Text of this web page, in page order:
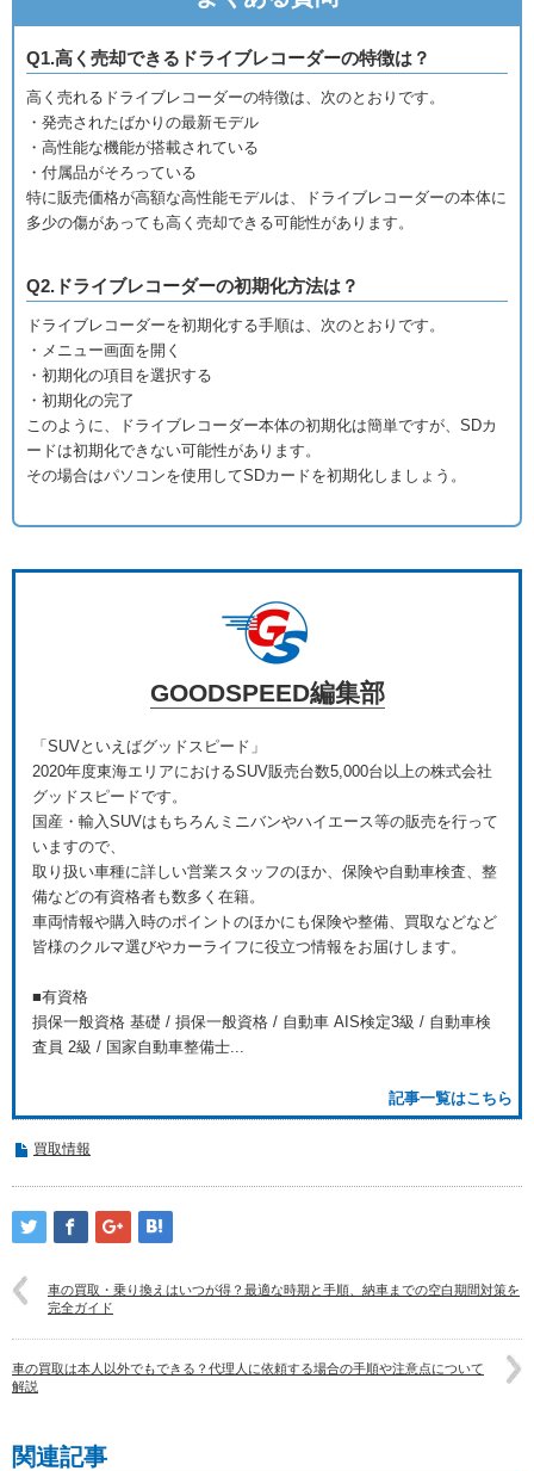
Q1.高く売却できるドライブレコーダーの特徴は？
高く売れるドライブレコーダーの特徴は、次のとおりです。
・発売されたばかりの最新モデル
・高性能な機能が搭載されている
・付属品がそろっている
特に販売価格が高額な高性能モデルは、ドライブレコーダーの本体に
多少の傷があっても高く売却できる可能性があります。
Q2.ドライブレコーダーの初期化方法は？
ドライブレコーダーを初期化する手順は、次のとおりです。
・メニュー画面を開く
・初期化の項目を選択する
・初期化の完了
このように、ドライブレコーダー本体の初期化は簡単ですが、SDカ
ードは初期化できない可能性があります。
その場合はパソコンを使用してSDカードを初期化しましょう。
GOODSPEED編集部
「SUVといえばグッドスピード」
2020年度東海エリアにおけるSUV販売台数5,000台以上の株式会社
グッドスピードです。
国産・輸入SUVはもちろんミニバンやハイエース等の販売を行って
いますので、
取り扱い車種に詳しい営業スタッフのほか、保険や自動車検査、整
備などの有資格者も数多く在籍。
車両情報や購入時のポイントのほかにも保険や整備、買取などなど
皆様のクルマ選びやカーライフに役立つ情報をお届けします。
■有資格
損保一般資格 基礎 / 損保一般資格 / 自動車 AIS検定3級 / 自動車検
査員 2級 / 国家自動車整備士...
記事一覧はこちら
買取情報
車の買取・乗り換えはいつが得？最適な時期と手順、納車までの空白期間対策を
完全ガイド
車の買取は本人以外でもできる？代理人に依頼する場合の手順や注意点について
解説
関連記事